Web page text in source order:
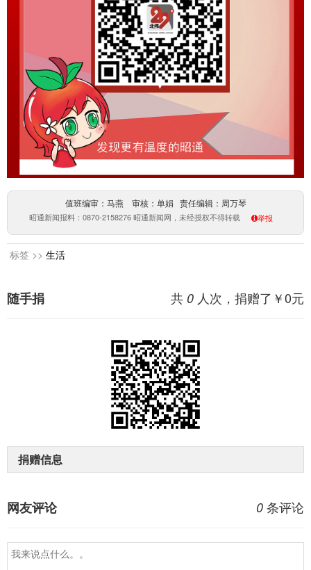
值班编审：马燕 审核：单娟 责任编辑：周万琴
昭通新闻报料：0870-2158276 昭通新闻网，未经授权不得转载 举报
标签 >> 生活
共 0 人次，捐赠了￥0元
随手捐
捐赠信息
0 条评论
网友评论